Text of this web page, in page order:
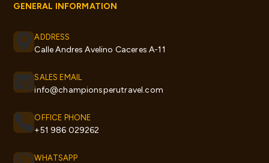
GENERAL INFORMATION
ADDRESS
Calle Andres Avelino Caceres A-11
SALES EMAIL
info@championsperutravel.com
OFFICE PHONE
+51 986 029262
WHATSAPP